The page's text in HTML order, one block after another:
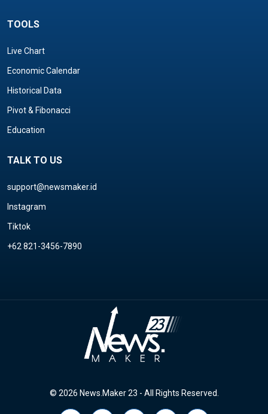
TOOLS
Live Chart
Economic Calendar
Historical Data
Pivot & Fibonacci
Education
TALK TO US
support@newsmaker.id
Instagram
Tiktok
+62 821-3456-7890
© 2026 News.Maker 23 - All Rights Reserved.